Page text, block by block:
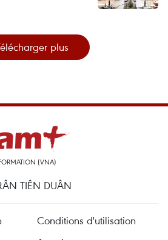
plus
(VNA)
TIÊN DUÂN
Conditions d'utilisation